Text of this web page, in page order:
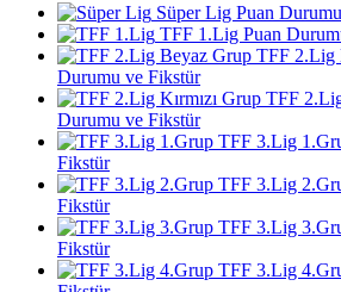
Süper Lig Puan
TFF 1.Lig Puan
TFF 2.Lig
Durumu ve Fikstür
TFF
Durumu ve Fikstür
TFF 3.Lig
Fikstür
TFF 3.Lig
Fikstür
TFF 3.Lig
Fikstür
TFF 3.Lig